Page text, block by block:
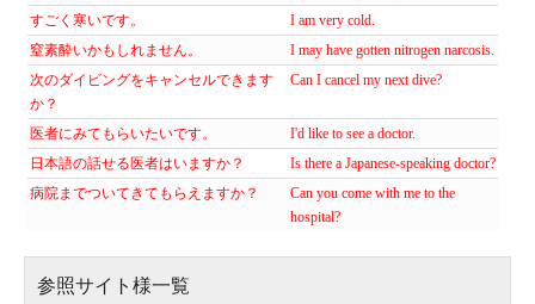
すごく寒いです。
I am very cold.
窒素酔いかもしれません。
I may have gotten nitrogen narcosis.
次のダイビングをキャンセルできます
か？
Can I cancel my next dive?
医者にみてもらいたいです。
I'd like to see a doctor.
日本語の話せる医者はいますか？
Is there a Japanese-speaking doctor?
病院までついてきてもらえますか？
Can you come with me to the
hospital?
参照サイト様一覧